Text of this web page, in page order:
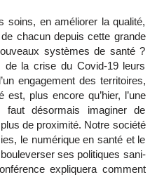
soins, en améliorer la qualité,
chacun depuis cette grande
systèmes de santé ?
de la crise du Covid-19 leurs
engagement des ­territoires,
plus encore qu’hier, l’une
désormais imaginer de
de proximité. Notre société
le numérique en santé et le
ses politiques sani­
expliquera comment